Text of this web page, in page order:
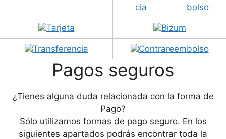
cia
bolso
Tarjeta Bizum
Transferencia Contrareembolso
Pagos seguros
¿Tienes alguna duda relacionada con la forma de
Pago?
Sólo utilizamos formas de pago seguro. En los
siguientes apartados podrás encontrar toda la